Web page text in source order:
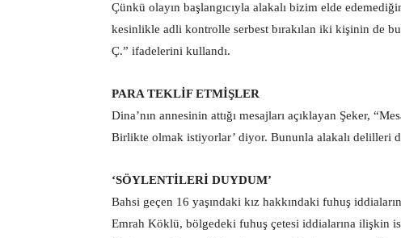
Çünkü olayın başlangıcıyla alakalı bizim elde
kesinlikle adli kontrolle serbest bırakılan iki kişinin de
Ç.” ifadelerini kullandı.
PARA TEKLİF ETMİŞLER
Dina’nın annesinin attığı mesajları açıklayan Şeker,
Birlikte olmak istiyorlar’ diyor. Bununla alakalı delilleri
‘SÖYLENTİLERİ DUYDUM’
Bahsi geçen 16 yaşındaki kız hakkındaki fuhuş
Emrah Köklü, bölgedeki fuhuş çetesi iddialarına ilişkin